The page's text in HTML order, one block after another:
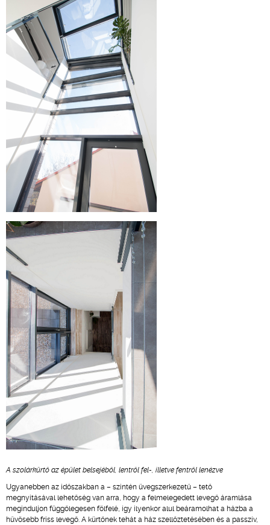
A szolárkürtő az épület belsejéből, lentről fel-, illetve fentről lenézve
Ugyanebben az időszakban a – szintén üvegszerkezetű – tető
megnyitásával lehetőség van arra, hogy a felmelegedett levegő áramlása
meginduljon függőlegesen fölfelé, így ilyenkor alul beáramolhat a házba a
hűvösebb friss levegő. A kürtőnek tehát a ház szellőztetésében és a passzív,